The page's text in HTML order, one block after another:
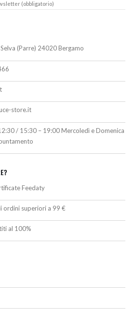
(obbligatorio)
(Parre) 24020 Bergamo
store.it
/ 15:30 – 19:00 Mercoledì e Domenica
Feedaty
ordini superiori a 99 €
al 100%